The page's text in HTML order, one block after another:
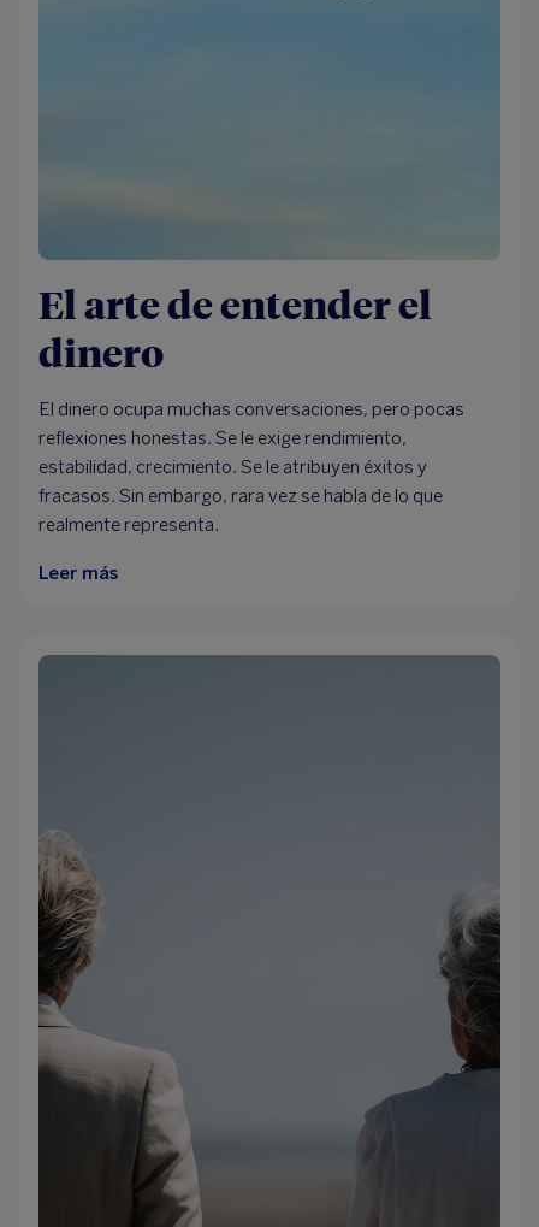
El arte de entender el
dinero
El dinero ocupa muchas conversaciones, pero pocas
reflexiones honestas. Se le exige rendimiento,
estabilidad, crecimiento. Se le atribuyen éxitos y
fracasos. Sin embargo, rara vez se habla de lo que
realmente representa.
Leer más